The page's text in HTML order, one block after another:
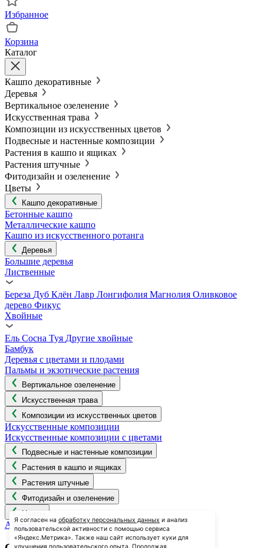
Избранное
Корзина
Каталог
Кашпо декоративные
Деревья
Вертикальное озеленение
Искусственная трава
Композиции из искусственных цветов
Подвесные и настенные композиции
Растения в кашпо и ящиках
Растения штучные
Фитодизайн и озеленение
Цветы
Кашпо декоративные
Бетонные кашпо
Металлические кашпо
Кашпо из искусственного ротанга
Деревья
Большие деревья
Лиственные
Береза Дуб Клён Лавр Лонгифолия Магнолия Оливковое
дерево Фикус
Хвойные
Ель Сосна Туя Другие хвойные
Бамбук
Деревья с цветами и плодами
Пальмы и экзотические растения
Вертикальное озеленение
Искусственная трава
Композиции из искусственных цветов
Искусственные композиции
Искусственные композиции с цветами
Подвесные и настенные композиции
Растения в кашпо и ящиках
Растения штучные
Фитодизайн и озеленение
Цветы
Анемон
Я согласен на обработку персональных данных и анализ
пользовательской активности с помощью сервиса
«Яндекс.Метрика». Также наш сайт использует куки для